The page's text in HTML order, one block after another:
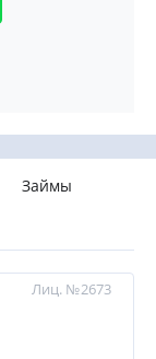
Займы
Лиц. №2673